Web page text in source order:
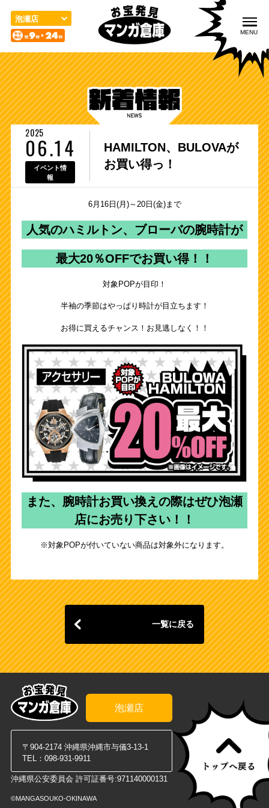
ジ
の
先
頭
で
す
MENU
入荷情報 取扱品目 買取のご案内
宅配／出張買取 店舗案内 お問い合わせ
プライバシーポリシー
English
公式 カード部
アミューズ 公式
トレトレ倉庫 あわせモー
ル店
泡瀬店
2025
06.14
イベント情
報
HAMILTON、BULOVAが
お買い得っ！
6月16日(月)～20日(金)まで
人気のハミルトン、ブローバの腕時計が
最大20％OFFでお買い得！！
対象POPが目印！
半袖の季節はやっぱり時計が目立ちます！
お得に買えるチャンス！お見逃しなく！！
また、腕時計お買い換えの際はぜひ泡瀬
店にお売り下さい！！
※対象POPが付いていない商品は対象外になります。
一覧に戻る
泡瀬店
〒904-2174 沖縄県沖縄市与儀3-13-1
TEL： 098-931-9911
沖縄県公安委員会 許可証番号:971140000131
©MANGASOUKO-OKINAWA